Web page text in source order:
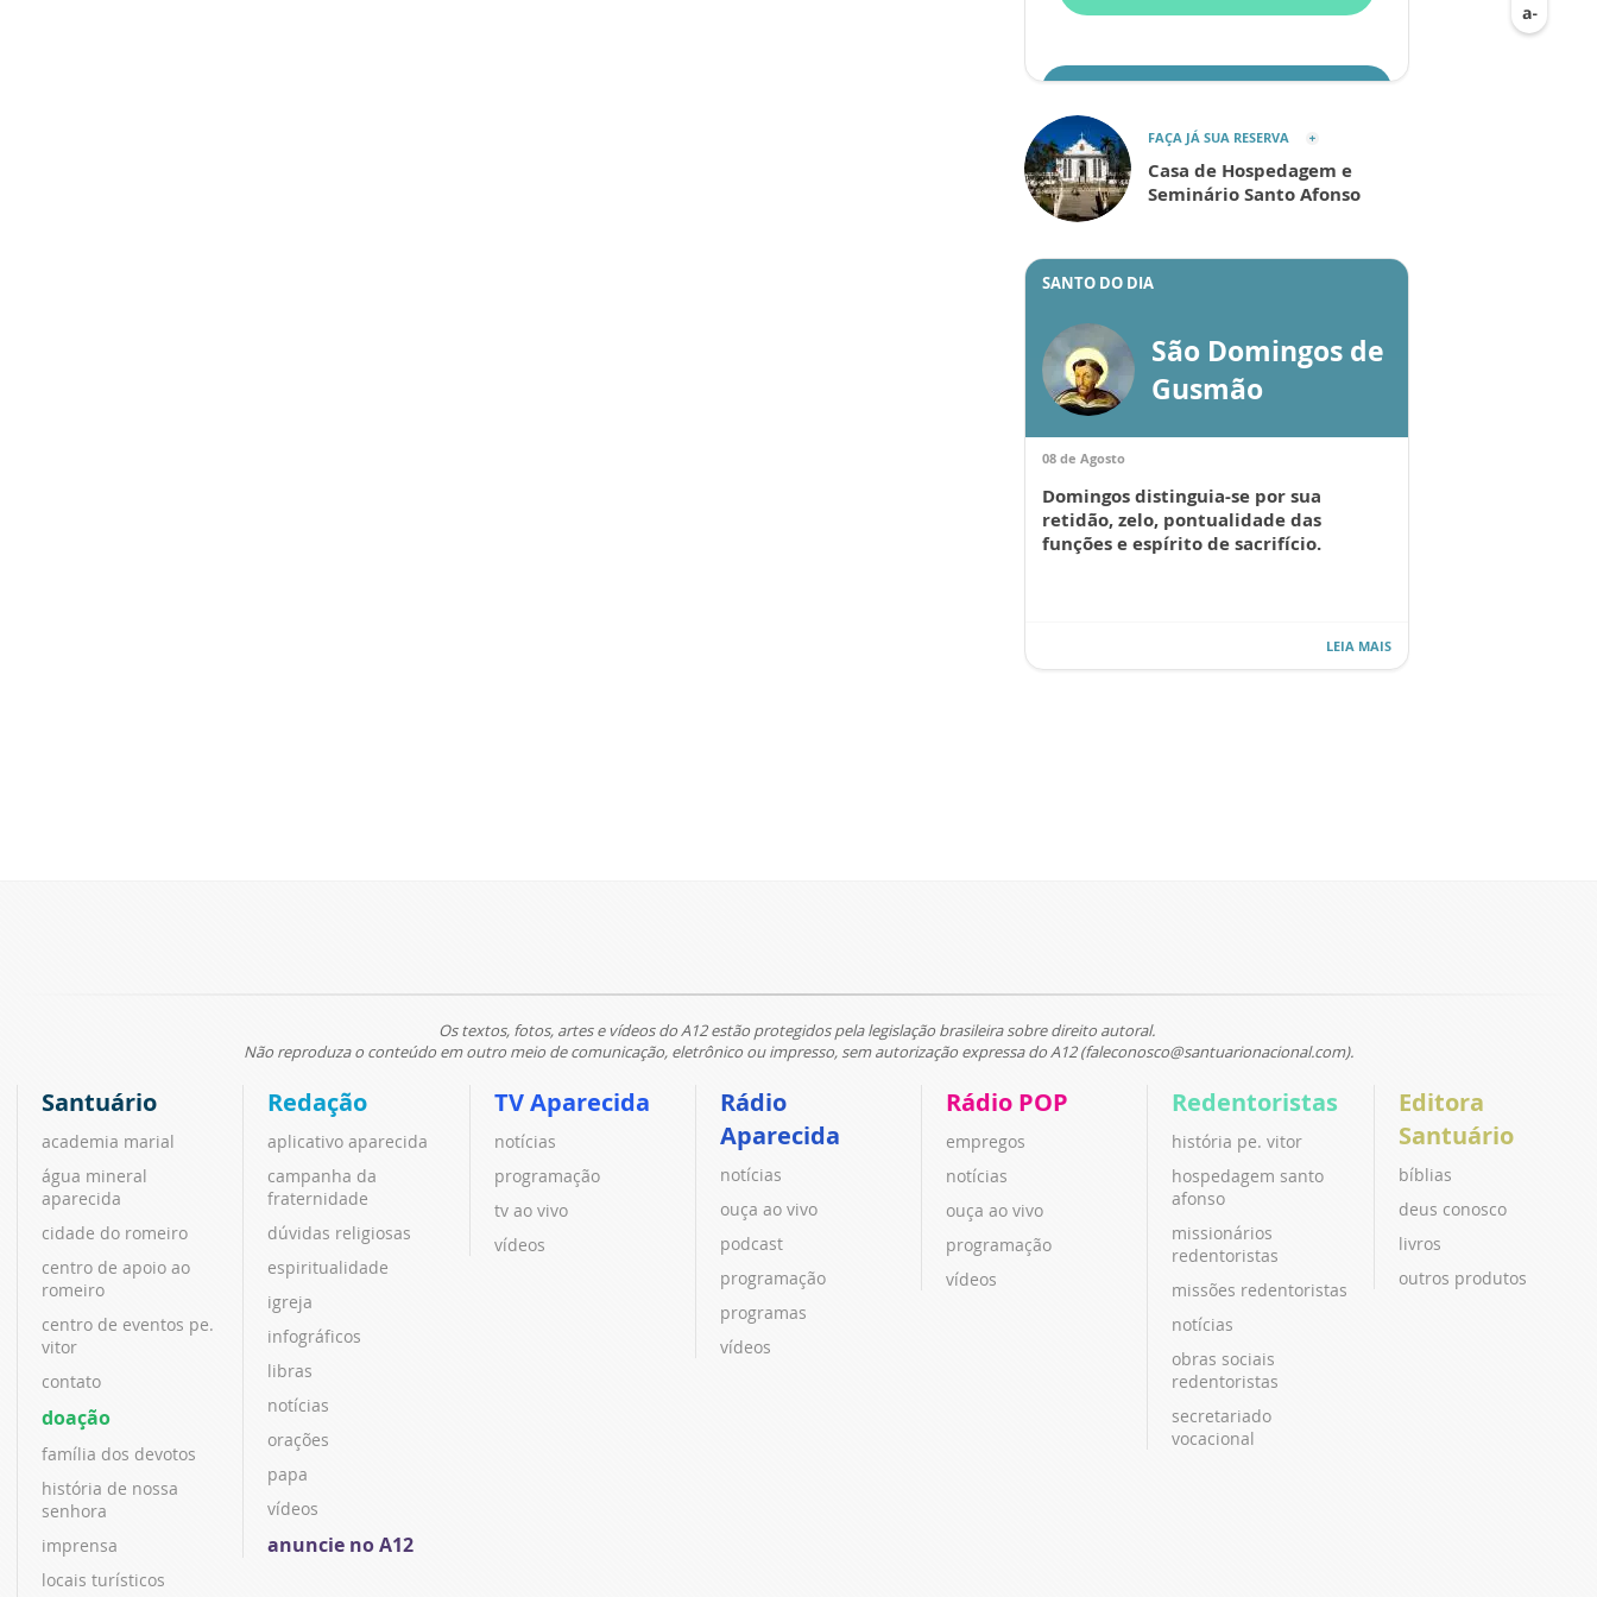
ENVIAR
FAÇA JÁ SUA RESERVA
Casa de Hospedagem e
Seminário Santo Afonso
SANTO DO DIA
São Domingos de
Gusmão
08 de Agosto
Domingos distinguia-se por sua
retidão, zelo, pontualidade das
funções e espírito de sacrifício.
LEIA MAIS
Os textos, fotos, artes e vídeos do A12 estão protegidos pela legislação brasileira sobre direito autoral.
Não reproduza o conteúdo em outro meio de comunicação, eletrônico ou impresso, sem autorização expressa do A12 (faleconosco@santuarionacional.com).
Santuário
academia marial
água mineral
aparecida
cidade do romeiro
centro de apoio ao
romeiro
centro de eventos pe.
vitor
contato
doação
família dos devotos
história de nossa
senhora
imprensa
locais turísticos
Redação
aplicativo aparecida
campanha da
fraternidade
dúvidas religiosas
espiritualidade
igreja
infográficos
libras
notícias
orações
papa
vídeos
anuncie no A12
TV Aparecida
notícias
programação
tv ao vivo
vídeos
Rádio
Aparecida
notícias
ouça ao vivo
podcast
programação
programas
vídeos
Rádio POP
empregos
notícias
ouça ao vivo
programação
vídeos
Redentoristas
história pe. vitor
hospedagem santo
afonso
missionários
redentoristas
missões redentoristas
notícias
obras sociais
redentoristas
secretariado
vocacional
Editora
Santuário
bíblias
deus conosco
livros
outros produtos